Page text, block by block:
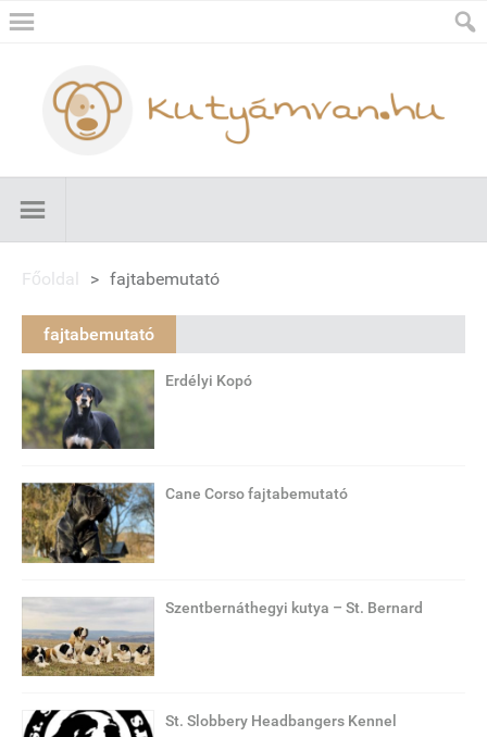
Főoldal > fajtabemutató
fajtabemutató
Erdélyi Kopó
Cane Corso fajtabemutató
Szentbernáthegyi kutya – St. Bernard
St. Slobbery Headbangers Kennel